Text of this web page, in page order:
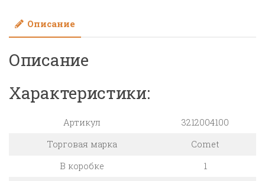
BPS330HS
(1х1)
Описание
Описание
Характеристики:
Артикул
3212004100
Торговая марка
Comet
В коробке
1